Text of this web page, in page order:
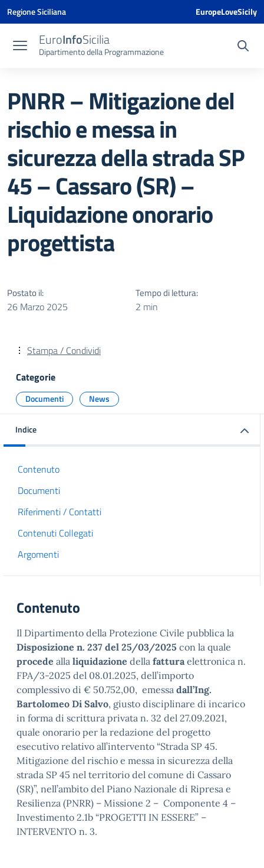
Vai ai contenuti
Vai al menu di navigazione
Vai al footer
Vai al banner delle Cookie Policy
Regione Siciliana EuropeLoveSicily
EuroInfoSicilia
Dipartimento della Programmazione
PNRR – Mitigazione del
rischio e messa in
sicurezza della strada SP
45 – Cassaro (SR) –
Liquidazione onorario
progettista
Postato il:
26 Marzo 2025
Tempo di lettura:
2 min
Stampa / Condividi
Categorie
Documenti News
Indice
Contenuto
Documenti
Riferimenti / Contatti
Contenuti Collegati
Argomenti
Contenuto
Il Dipartimento della Protezione Civile pubblica la
Disposizione n. 237 del 25/03/2025 con la quale
procede alla liquidazione della fatturaelettronica n.
FPA/3-2025 del 08.01.2025, dell’importo
complessivo di € 50.752,00, emessa dall’Ing.
Bartolomeo Di Salvo, giusto disciplinare di incarico
in forma di scrittura privata n. 32 del 27.09.2021,
quale onorario per la redazione del progetto
esecutivo relativo all’intervento “Strada SP 45.
Mitigazione del rischio e messa in sicurezza della
strada SP 45 nel territorio del comune di Cassaro
(SR)”, nell’ambito del Piano Nazionale di Ripresa e
Resilienza (PNRR) – Missione 2 – Componente 4 –
Investimento 2.1b “PROGETTI IN ESSERE” –
INTERVENTO n. 3.